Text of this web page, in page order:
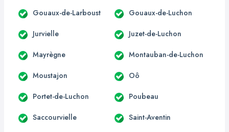
Gouaux-de-Larboust Gouaux-de-Luchon
Jurvielle Juzet-de-Luchon
Mayrègne Montauban-de-Luchon
Moustajon Oô
Portet-de-Luchon Poubeau
Saccourvielle Saint-Aventin